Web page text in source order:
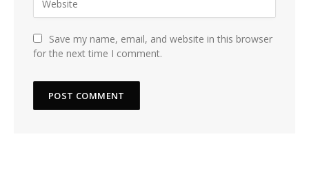
Save my name, email, and website in this browser
for the next time I comment.